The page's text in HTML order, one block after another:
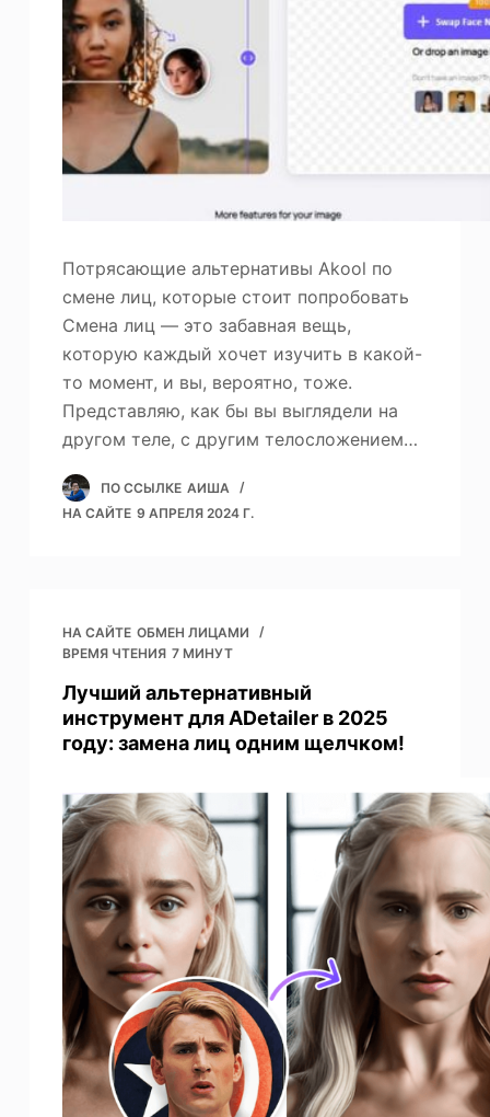
Потрясающие альтернативы Akool по
смене лиц, которые стоит попробовать
Смена лиц — это забавная вещь,
которую каждый хочет изучить в какой-
то момент, и вы, вероятно, тоже.
Представляю, как бы вы выглядели на
другом теле, с другим телосложением…
ПО ССЫЛКЕ АИША
НА САЙТЕ 9 АПРЕЛЯ 2024 Г.
НА САЙТЕ ОБМЕН ЛИЦАМИ
ВРЕМЯ ЧТЕНИЯ 7 МИНУТ
Лучший альтернативный
инструмент для ADetailer в 2025
году: замена лиц одним щелчком!